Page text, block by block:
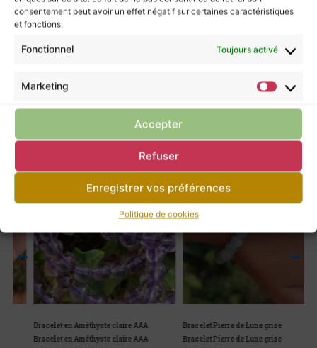
consentement peut avoir un effet négatif sur certaines caractéristiques
et fonctions.
Fonctionnel Toujours activé
Marketing
Accepter
Refuser
Enregistrer vos préférences
Politique de cookies
Bracelet en Améthyste claire AAA
Bracelet en Améthyste claire AAA
Bracelet Pierre de Lune grise
Bracelet Pierre de Lune grise